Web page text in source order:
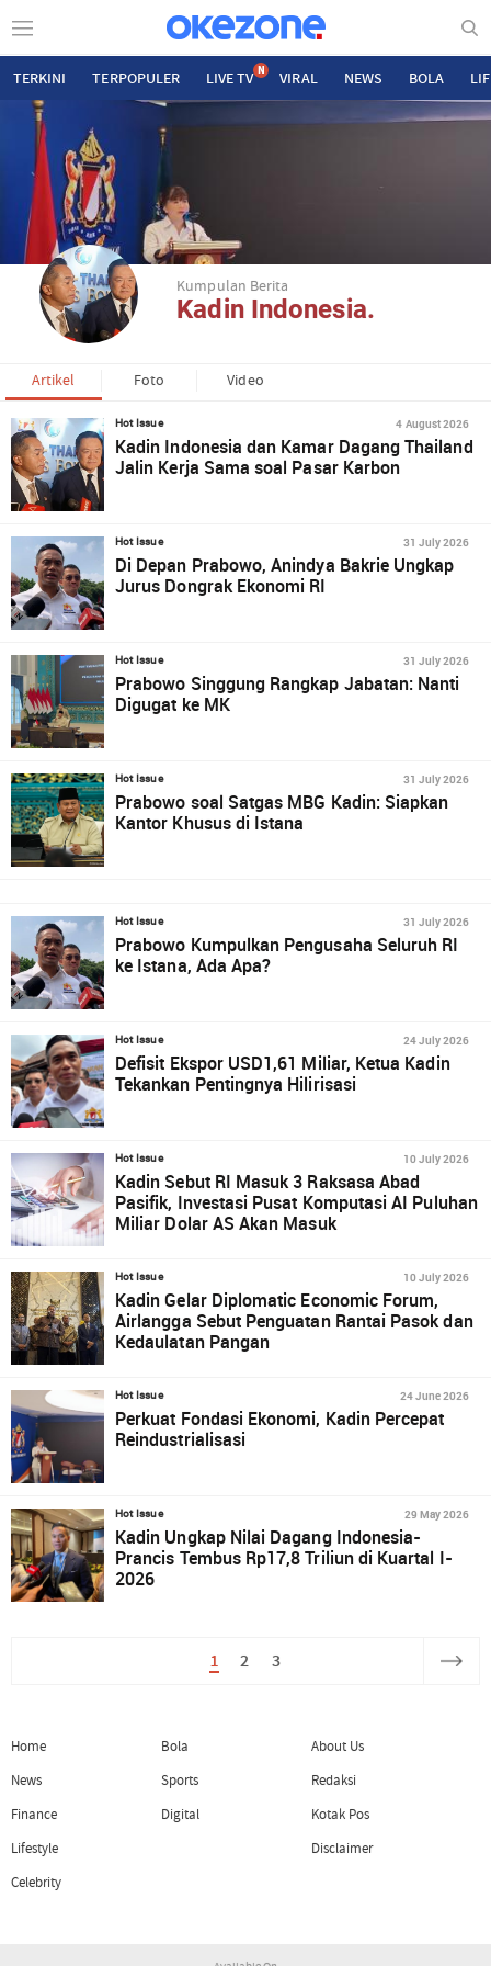
TERKINI TERPOPULER LIVE TV N VIRAL NEWS BOLA
Kumpulan Berita
Kadin Indonesia.
Artikel Foto Video
Hot Issue 4 August 2026
Kadin Indonesia dan Kamar Dagang Thailand
Jalin Kerja Sama soal Pasar Karbon
Hot Issue 31 July 2026
Di Depan Prabowo, Anindya Bakrie Ungkap
Jurus Dongrak Ekonomi RI
Hot Issue 31 July 2026
Prabowo Singgung Rangkap Jabatan: Nanti
Digugat ke MK
Hot Issue 31 July 2026
Prabowo soal Satgas MBG Kadin: Siapkan
Kantor Khusus di Istana
Hot Issue 31 July 2026
Prabowo Kumpulkan Pengusaha Seluruh RI
ke Istana, Ada Apa?
Hot Issue 24 July 2026
Defisit Ekspor USD1,61 Miliar, Ketua Kadin
Tekankan Pentingnya Hilirisasi
Hot Issue 10 July 2026
Kadin Sebut RI Masuk 3 Raksasa Abad
Pasifik, Investasi Pusat Komputasi AI Puluhan
Miliar Dolar AS Akan Masuk
Hot Issue 10 July 2026
Kadin Gelar Diplomatic Economic Forum,
Airlangga Sebut Penguatan Rantai Pasok dan
Kedaulatan Pangan
Hot Issue 24 June 2026
Perkuat Fondasi Ekonomi, Kadin Percepat
Reindustrialisasi
Hot Issue 29 May 2026
Kadin Ungkap Nilai Dagang Indonesia-
Prancis Tembus Rp17,8 Triliun di Kuartal I-
2026
1 2 3
Home
News
Finance
Lifestyle
Celebrity
Bola
Sports
Digital
About Us
Redaksi
Kotak Pos
Disclaimer